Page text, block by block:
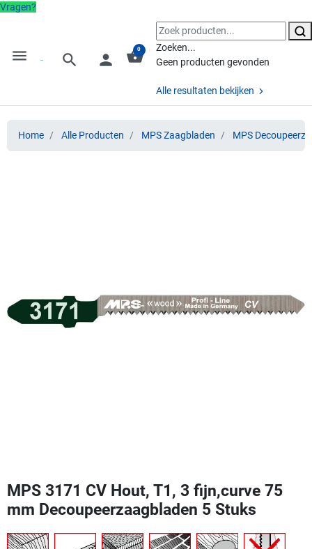
Vragen?
menu search person shopping_basket
0
Zoeken...
Geen producten gevonden
Alle resultaten bekijken
Home Alle Producten MPS Zaagbladen MPS
MPS 3171 CV Hout, T1, 3 fijn,curve 75
mm Decoupeerzaagbladen 5 Stuks